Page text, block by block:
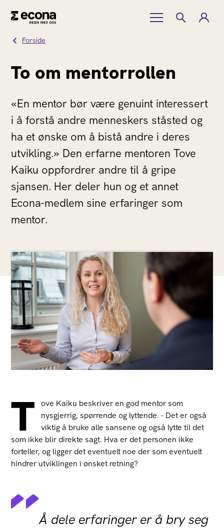
Forside
To om mentorrollen
«En mentor bør være genuint interessert
i å forstå andre menneskers ståsted og
ha et ønske om å bistå andre i deres
utvikling.» Den erfarne mentoren Tove
Kaiku oppfordrer andre til å gripe
sjansen. Her deler hun og et annet
Econa-medlem sine erfaringer som
mentor.
T
ove Kaiku beskriver en god mentor som
nysgjerrig, spørrende og lyttende. - Det er også
viktig å bruke alle sansene og også lytte til det
som ikke blir direkte sagt. Hva er det personen ikke
forteller, og ligger det eventuelt noe der som eventuelt
hindrer utviklingen i ønsket retning?
Å dele erfaringer er å bry seg